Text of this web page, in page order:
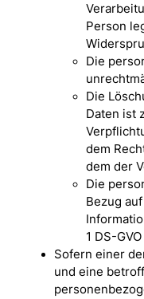
Person
Die
Die
Daten ist
dem
dem der
Die
Bezug
1 DS-
Sofern einer
und eine